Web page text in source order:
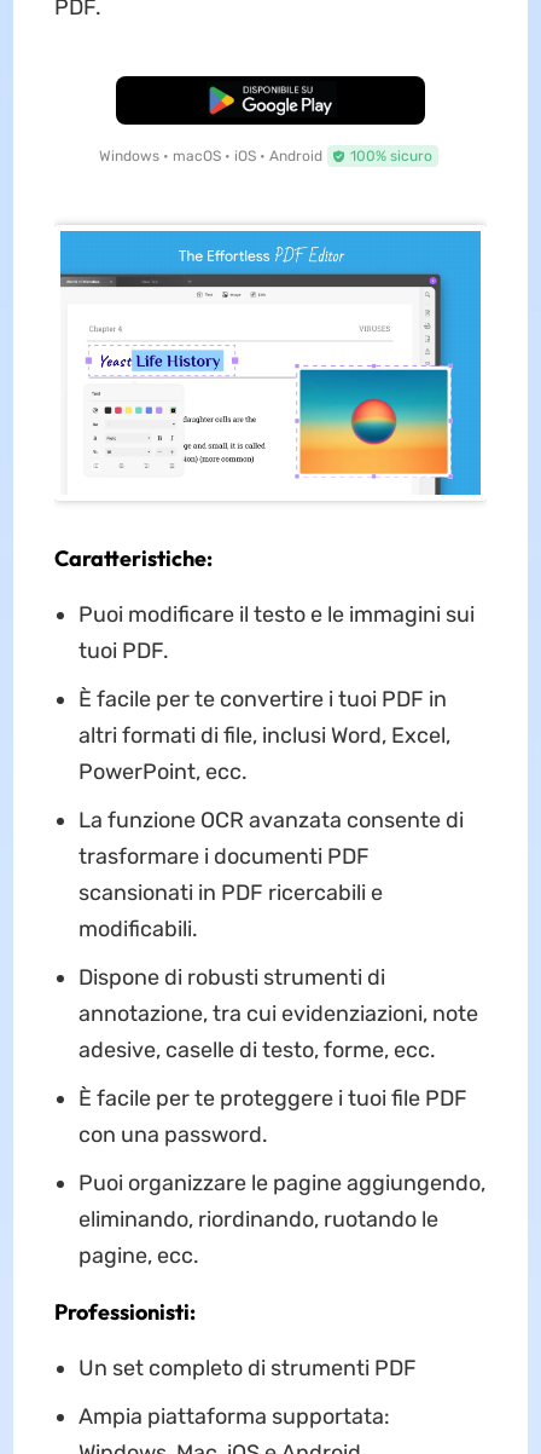
PDF.
Download Gratis
Windows • macOS • iOS • Android 100% sicuro
Caratteristiche:
Puoi modificare il testo e le immagini sui
tuoi PDF.
È facile per te convertire i tuoi PDF in
altri formati di file, inclusi Word, Excel,
PowerPoint, ecc.
La funzione OCR avanzata consente di
trasformare i documenti PDF
scansionati in PDF ricercabili e
modificabili.
Dispone di robusti strumenti di
annotazione, tra cui evidenziazioni, note
adesive, caselle di testo, forme, ecc.
È facile per te proteggere i tuoi file PDF
con una password.
Puoi organizzare le pagine aggiungendo,
eliminando, riordinando, ruotando le
pagine, ecc.
Professionisti:
Un set completo di strumenti PDF
Ampia piattaforma supportata: